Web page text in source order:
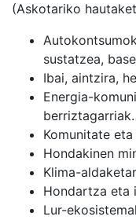
(Askotariko
sustatzea,
Ibai, aintzira,
Energia-
Komunitate
Hondakinen
Klima-
Hondartza eta
Lur-